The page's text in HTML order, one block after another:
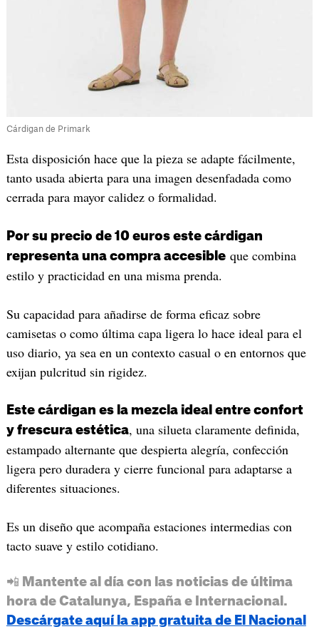
Cárdigan de Primark
Esta disposición hace que la pieza se adapte fácilmente,
tanto usada abierta para una imagen desenfadada como
cerrada para mayor calidez o formalidad.
Por su precio de 10 euros este cárdigan
representa una compra accesibleque combina
estilo y practicidad en una misma prenda.
Su capacidad para añadirse de forma eficaz sobre
camisetas o como última capa ligera lo hace ideal para el
uso diario, ya sea en un contexto casual o en entornos que
exijan pulcritud sin rigidez.
Este cárdigan es la mezcla ideal entre confort
y frescura estética, una silueta claramente definida,
estampado alternante que despierta alegría, confección
ligera pero duradera y cierre funcional para adaptarse a
diferentes situaciones.
Es un diseño que acompaña estaciones intermedias con
tacto suave y estilo cotidiano.
📲 Mantente al día con las noticias de última
hora de Catalunya, España e Internacional.
Descárgate aquí la app gratuita de El Nacional